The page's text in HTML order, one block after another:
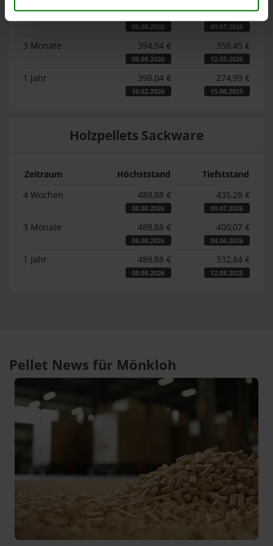
4 Wochen
394,94 €
08.08.2026
363,37 €
09.07.2026
3 Monate 394,94 €
08.08.2026
358,45 €
12.05.2026
1 Jahr 398,04 €
16.02.2026
274,99 €
15.08.2025
Holzpellets Sackware
Zeitraum Höchststand
Tiefststand
4 Wochen
488,88 €
08.08.2026
435,28 €
09.07.2026
3 Monate 488,88 €
08.08.2026
400,07 €
04.06.2026
1 Jahr 488,88 €
08.08.2026
332,84 €
12.08.2025
Pellet News für Mönkloh